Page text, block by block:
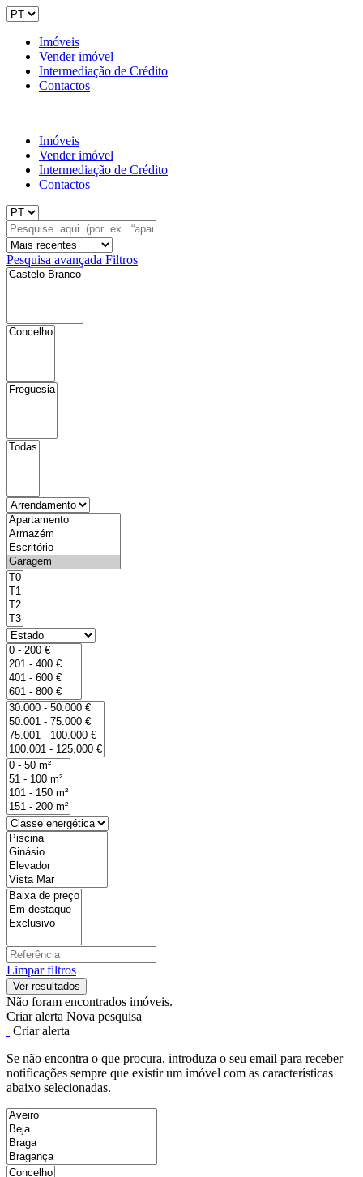
Imóveis
Vender imóvel
Intermediação de Crédito
Contactos
Imóveis
Vender imóvel
Intermediação de Crédito
Contactos
Pesquisa avançada Filtros
Limpar filtros
Não foram encontrados imóveis.
Criar alerta Nova pesquisa
Criar alerta
Se não encontra o que procura, introduza o seu email para receber
notificações sempre que existir um imóvel com as características
abaixo selecionadas.